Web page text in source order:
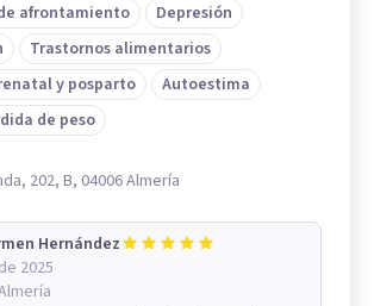
afrontamiento
Depresión
Trastornos alimentarios
y posparto
Autoestima
de peso
202, B, 04006 Almería
Hernández
2025